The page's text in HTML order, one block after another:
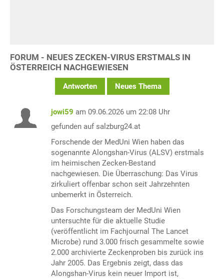
FORUM - NEUES ZECKEN-VIRUS ERSTMALS IN
ÖSTERREICH NACHGEWIESEN
Antworten Neues Thema
jowi59 am 09.06.2026 um 22:08 Uhr
gefunden auf salzburg24.at
Forschende der MedUni Wien haben das
sogenannte Alongshan-Virus (ALSV) erstmals
im heimischen Zecken-Bestand
nachgewiesen. Die Überraschung: Das Virus
zirkuliert offenbar schon seit Jahrzehnten
unbemerkt in Österreich.
Das Forschungsteam der MedUni Wien
untersuchte für die aktuelle Studie
(veröffentlicht im Fachjournal The Lancet
Microbe) rund 3.000 frisch gesammelte sowie
2.000 archivierte Zeckenproben bis zurück ins
Jahr 2005. Das Ergebnis zeigt, dass das
Alongshan-Virus kein neuer Import ist,